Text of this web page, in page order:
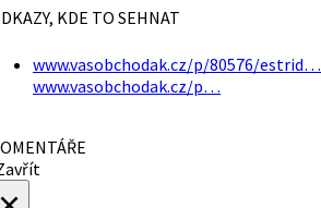
KDE TO SEHNAT
www.vasobchodak.cz/p/80576/estrid…
www.vasobchodak.cz/p…